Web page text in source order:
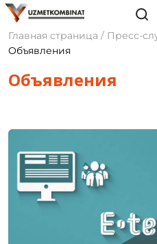
Главная страница / Пресс-
Объявления
Объявления